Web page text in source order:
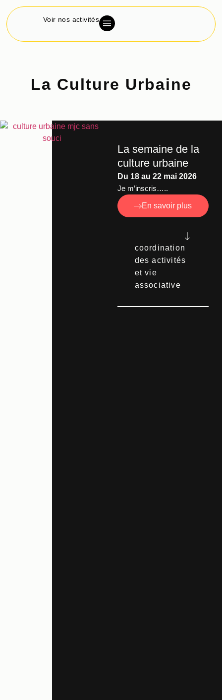
Voir nos activités
La Culture Urbaine
La semaine de la
culture urbaine
Du 18 au 22 mai 2026
Je m’inscris…..
En savoir plus
coordination
des activités
et vie
associative